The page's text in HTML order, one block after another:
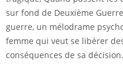
sur fond de Deuxième
guerre, un mélodrame
femme qui veut se libérer
conséquences de sa décision.